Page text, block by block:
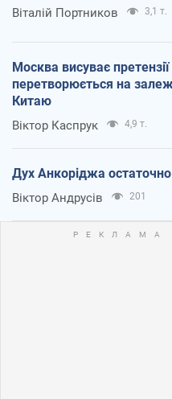
Віталій Портников 3,1 т.
Москва висуває
перетворюється на
Китаю
Віктор Каспрук 4,9 т.
Дух Анкоріджа
Віктор Андрусів 201